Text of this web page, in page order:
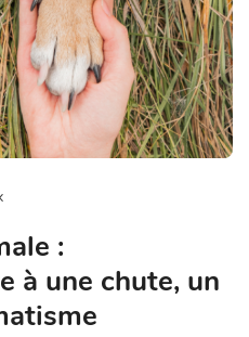
:
à une chute, un